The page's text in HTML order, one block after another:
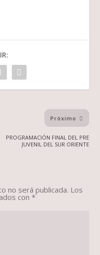
Próximo
PROGRAMACIÓN FINAL DEL PRE
JUVENIL DEL SUR ORIENTE
no será publicada. Los
con*